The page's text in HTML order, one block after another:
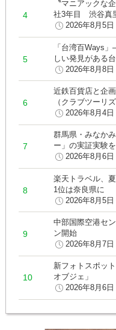
〝マニアックな
社3年目 渋谷真
2026年8月5日
「台湾百Ways
しい発見がある台
2026年8月8日
近鉄百貨店と企
（クラブツーリズ
2026年8月4日
群馬県・みなか
ー」の実証実験
2026年8月6日
楽天トラベル、
1位は奈良県に
2026年8月5日
中部国際空港セ
ン開始
2026年8月7日
新フォトスポッ
オブジェ」
2026年8月6日